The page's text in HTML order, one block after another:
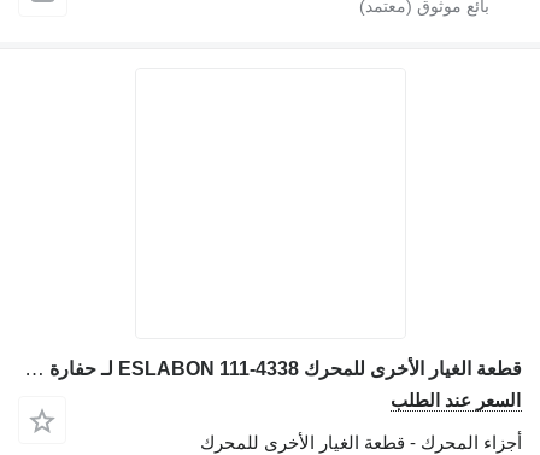
قطعة الغيار الأخرى للمحرك ESLABON 111-4338 لـ حفارة Caterpillar 428C, 420E, 430E, 428D, 432D
السعر عند الطلب
أجزاء المحرك - قطعة الغيار الأخرى للمحرك